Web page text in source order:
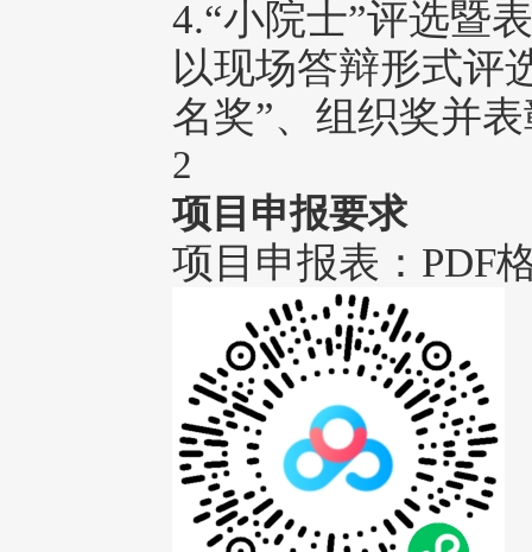
4.“小院士”评选暨
以现场答辩形式评
名奖”、组织奖并
2
项目申报要求
项目申报表：PDF